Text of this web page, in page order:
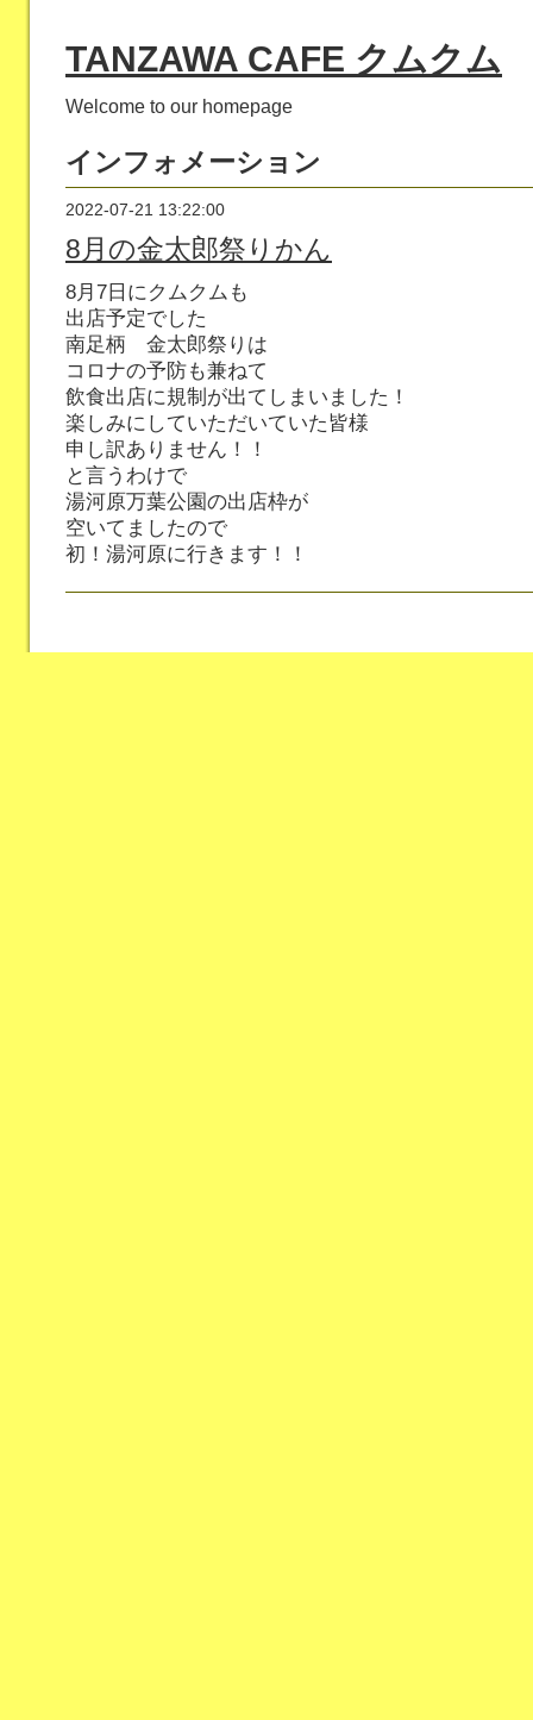
TANZAWA CAFE クムクム
Welcome to our homepage
インフォメーション
2022-07-21 13:22:00
8月の金太郎祭りかん
8月7日にクムクムも
出店予定でした
南足柄 金太郎祭りは
コロナの予防も兼ねて
飲食出店に規制が出てしまいました！
楽しみにしていただいていた皆様
申し訳ありません！！
と言うわけで
湯河原万葉公園の出店枠が
空いてましたので
初！湯河原に行きます！！